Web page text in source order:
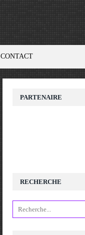
CONTACT
RECHERCHE
PARTENAIRE